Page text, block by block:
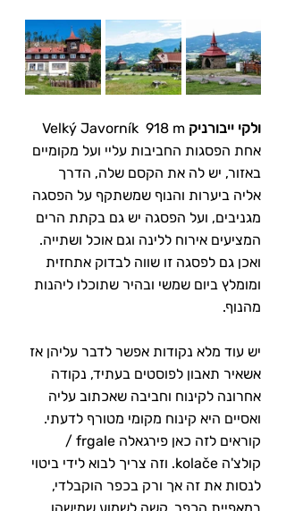
ולקי ייבורניק
אחת הפסגות החביבות עליי ועל מקומיים
באזור, יש לה את הקסם שלה, הדרך
אליה ביערות והנוף שמשתקף על הפסגה
מגניבים, ועל הפסגה יש גם בקתת הרים
המציעים אירוח ללינה וגם אוכל ושתייה.
ואכן גם לפסגה זו שווה לבדוק אתחזית
ומומלץ ביום שמשי ובהיר שתוכלו ליהנות
מהנוף.
יש עוד מלא נקודות אפשר לדבר עליהן אז
אשאיר תאבון לפוסטים בעתיד, נקודה
אחרונה לקינוח וחביבה שאכתוב עליה
ואסיים היא קינוח מקומי מטורף לדעתי.
קוראים לזה כאן פירגאלה frgale /
קולצ'ה kolače. וזה צריך לבוא לידי ביטוי
לנסות את זה אך ורק בכפר הוקבלדי,